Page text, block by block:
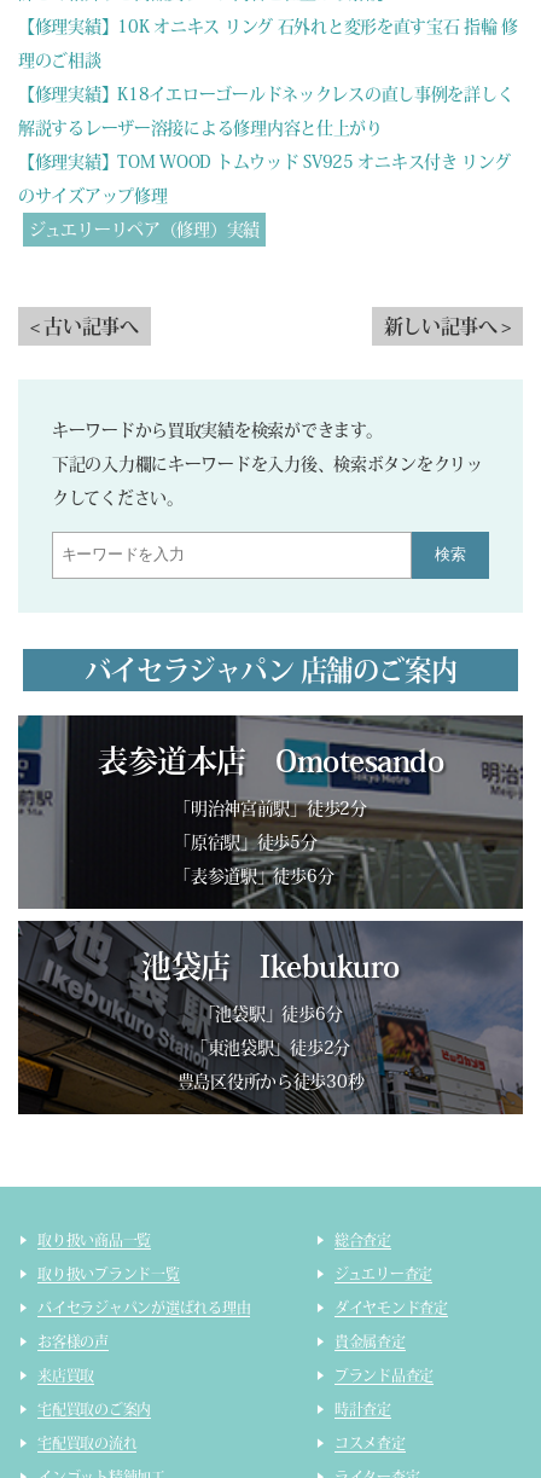
【修理実績】10K オニキス リング 石外れと変形を直す宝石 指輪 修
理のご相談
【修理実績】K18イエローゴールドネックレスの直し事例を詳しく
解説するレーザー溶接による修理内容と仕上がり
【修理実績】TOM WOOD トムウッド SV925 オニキス付き リング
のサイズアップ修理
ジュエリーリペア（修理）実績
< 古い記事へ 新しい記事へ >
キーワードから買取実績を検索ができます。
下記の入力欄にキーワードを入力後、検索ボタンをクリッ
クしてください。
検索
バイセラジャパン 店舗のご案内
表参道本店 Omotesando
「明治神宮前駅」徒歩2分
「原宿駅」徒歩5分
「表参道駅」徒歩6分
池袋店 Ikebukuro
「池袋駅」徒歩6分
「東池袋駅」徒歩2分
豊島区役所から徒歩30秒
取り扱い商品一覧
取り扱いブランド一覧
バイセラジャパンが選ばれる理由
お客様の声
来店買取
宅配買取のご案内
宅配買取の流れ
総合査定
ジュエリー査定
ダイヤモンド査定
貴金属査定
ブランド品査定
時計査定
コスメ査定